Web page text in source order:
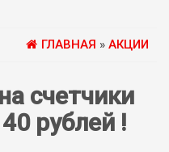
ГЛАВНАЯ » AКЦИИ
счетчики
рублей !